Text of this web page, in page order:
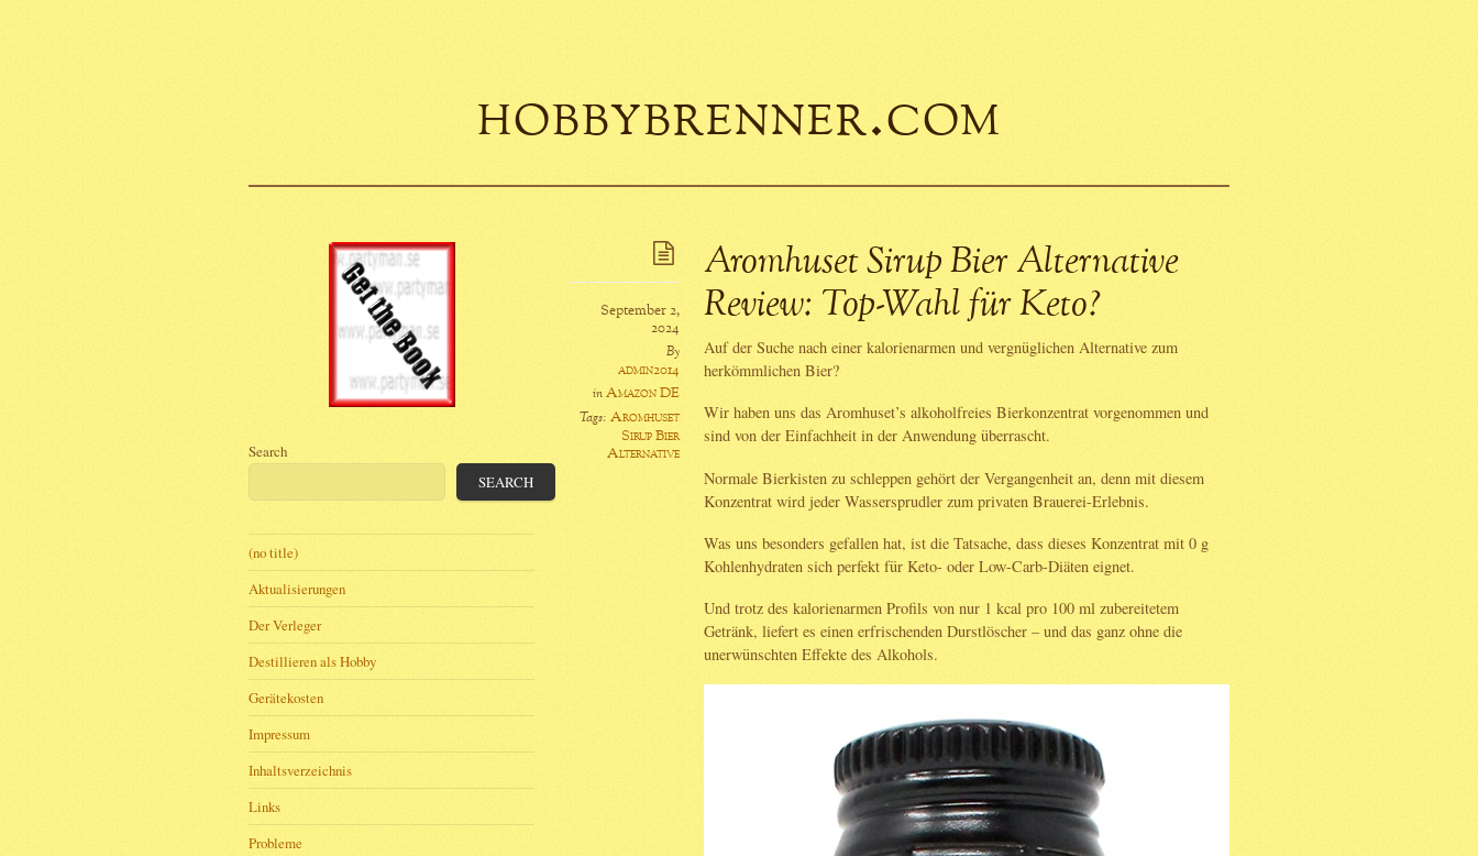
hobbybrenner.com
Aromhuset Sirup Bier Alternative
Review: Top-Wahl für Keto?
September 2,
2024
By
admin2014
inAmazon DE
Tags: Aromhuset
Sirup Bier
Alternative
Auf der Suche nach einer kalorienarmen und vergnüglichen Alternative zum
herkömmlichen Bier?
Wir haben uns das Aromhuset’s alkoholfreies Bierkonzentrat vorgenommen und
sind von der Einfachheit in der Anwendung überrascht.
Normale Bierkisten zu schleppen gehört der Vergangenheit an, denn mit diesem
Konzentrat wird jeder Wassersprudler zum privaten Brauerei-Erlebnis.
Was uns besonders gefallen hat, ist die Tatsache, dass dieses Konzentrat mit 0 g
Kohlenhydraten sich perfekt für Keto- oder Low-Carb-Diäten eignet.
Und trotz des kalorienarmen Profils von nur 1 kcal pro 100 ml zubereitetem
Getränk, liefert es einen erfrischenden Durstlöscher – und das ganz ohne die
unerwünschten Effekte des Alkohols.
Search
SEARCH
(no title)
Aktualisierungen
Der Verleger
Destillieren als Hobby
Gerätekosten
Impressum
Inhaltsverzeichnis
Links
Probleme